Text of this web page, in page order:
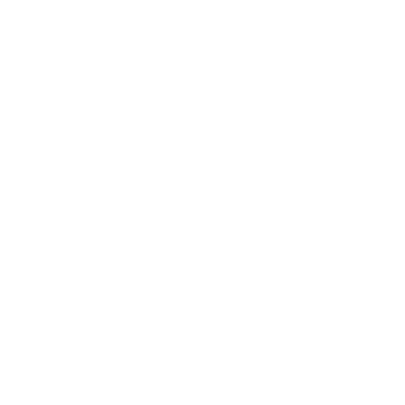
き作成されるも
ありません。
です。
ず変更すること
1000ppm以下、
下、フタル酸ジブチ
) : 1000ppm、
要な手段を講じ
これらの製造装